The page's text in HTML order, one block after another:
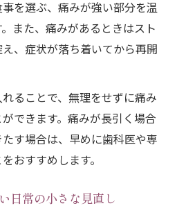
を選ぶ、痛みが強い部分を温
また、痛みがあるときはスト
、症状が落ち着いてから再開
ることで、無理をせずに痛み
できます。痛みが長引く場合
す場合は、早めに歯科医や専
おすすめします。
日常の小さな見直し